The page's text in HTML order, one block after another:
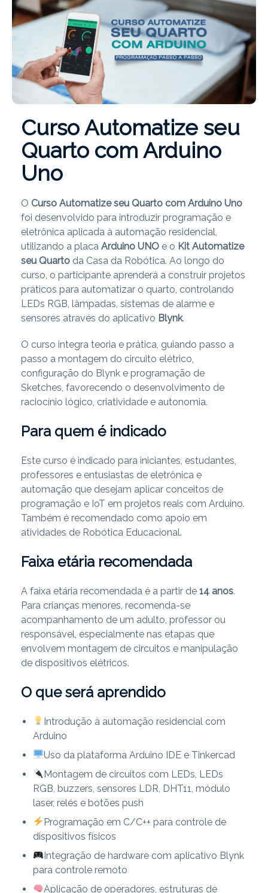
Curso Automatize seu
Quarto com Arduino
Uno
O Curso Automatize seu Quarto com Arduino Uno
foi desenvolvido para introduzir programação e
eletrônica aplicada à automação residencial,
utilizando a placa Arduino UNO e o Kit Automatize
seu Quarto da Casa da Robótica. Ao longo do
curso, o participante aprenderá a construir projetos
práticos para automatizar o quarto, controlando
LEDs RGB, lâmpadas, sistemas de alarme e
sensores através do aplicativo Blynk.
O curso integra teoria e prática, guiando passo a
passo a montagem do circuito elétrico,
configuração do Blynk e programação de
Sketches, favorecendo o desenvolvimento de
raciocínio lógico, criatividade e autonomia.
Para quem é indicado
Este curso é indicado para iniciantes, estudantes,
professores e entusiastas de eletrônica e
automação que desejam aplicar conceitos de
programação e IoT em projetos reais com Arduino.
Também é recomendado como apoio em
atividades de Robótica Educacional.
Faixa etária recomendada
A faixa etária recomendada é a partir de 14 anos.
Para crianças menores, recomenda-se
acompanhamento de um adulto, professor ou
responsável, especialmente nas etapas que
envolvem montagem de circuitos e manipulação
de dispositivos elétricos.
O que será aprendido
Introdução à automação residencial com
Arduino
Uso da plataforma Arduino IDE e Tinkercad
Montagem de circuitos com LEDs, LEDs
RGB, buzzers, sensores LDR, DHT11, módulo
laser, relés e botões push
Programação em C/C++ para controle de
dispositivos físicos
Integração de hardware com aplicativo Blynk
para controle remoto
Aplicação de operadores, estruturas de